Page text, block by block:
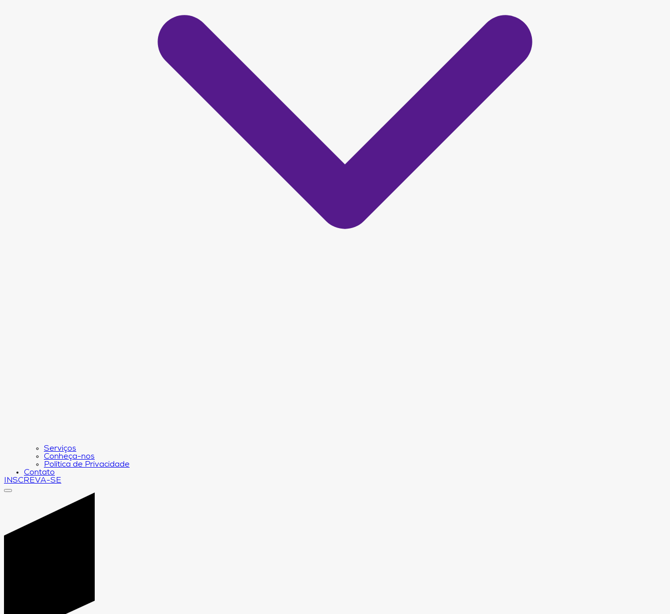
Serviços
Conheça-nos
Política de Privacidade
Contato
INSCREVA-SE